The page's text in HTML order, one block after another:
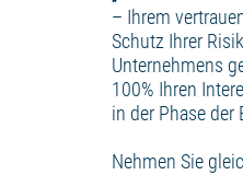
– Ihrem
Schutz Ihrer
Unternehmens
100% Ihren
in der Phase der
Nehmen Sie